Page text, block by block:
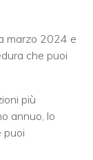
marzo 2024 e
che puoi
più
annuo, lo
puoi